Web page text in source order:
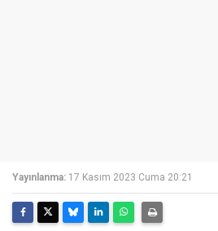
Yayınlanma: 17 Kasım 2023 Cuma 20:21